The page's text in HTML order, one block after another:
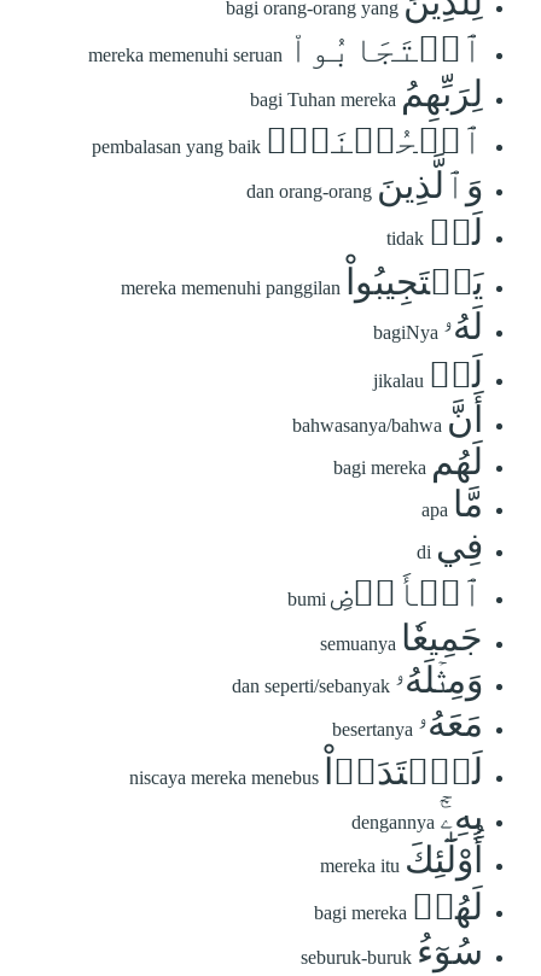
bagi orang-orang yang
ٱسۡتَجَابُواْ mereka memenuhi seruan
لِرَبِّهِمُ bagi Tuhan mereka
ٱلۡحُسۡنَىٰۚ pembalasan yang baik
وَٱلَّذِينَ dan orang-orang
لَمۡ tidak
يَسۡتَجِيبُواْ mereka memenuhi panggilan
لَهُۥ bagiNya
لَوۡ jikalau
أَنَّ bahwasanya/bahwa
لَهُم bagi mereka
مَّا apa
فِي di
ٱلۡأَرۡضِ bumi
جَمِيعٗا semuanya
وَمِثۡلَهُۥ dan seperti/sebanyak
مَعَهُۥ besertanya
لَٱفۡتَدَوۡاْ niscaya mereka menebus
بِهِۦٓۚ dengannya
أُوْلَٰٓئِكَ mereka itu
لَهُمۡ bagi mereka
سُوٓءُ seburuk-buruk